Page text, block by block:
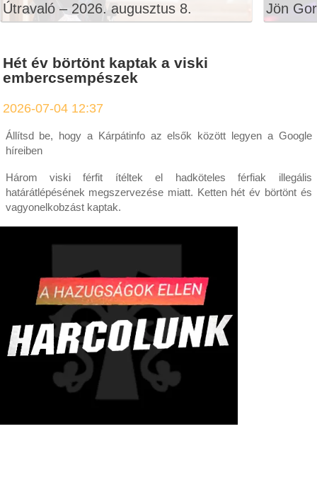
Útravaló – 2026. augusztus 8. Jön
Hét év börtönt kaptak a viski
embercsempészek
2026-07-04 12:37
Állítsd be, hogy a Kárpátinfo az elsők között legyen a Google
híreiben
Három viski férfit ítéltek el hadköteles férfiak illegális
határátlépésének megszervezése miatt. Ketten hét év börtönt és
vagyonelkobzást kaptak.